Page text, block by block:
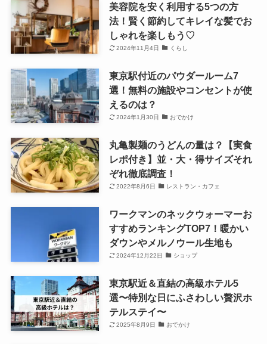
美容院を安く利用する5つの方
法！賢く節約してキレイな髪でお
しゃれを楽しもう♡
2024年11月4日 くらし
東京駅付近のパウダールーム7
選！無料の施設やコンセントが使
えるのは？
2024年1月30日 おでかけ
丸亀製麺のうどんの量は？【実食
レポ付き】並・大・得サイズそれ
ぞれ徹底調査！
2022年8月6日 レストラン・カフェ
ワークマンのネックウォーマーお
すすめランキングTOP7！暖かい
ダウンやメルノウール生地も
2024年12月22日 ショップ
東京駅近＆直結の高級ホテル5
選〜特別な日にふさわしい贅沢ホ
テルステイ〜
2025年8月9日 おでかけ